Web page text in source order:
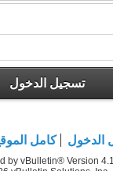
تسجيل الدخول
الدخول كامل
by vBulletin® Version